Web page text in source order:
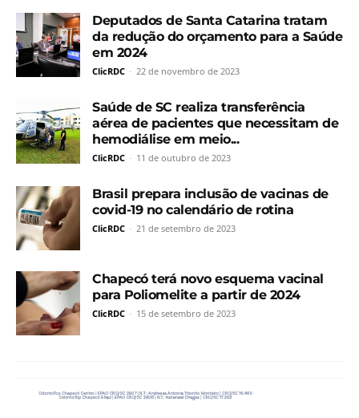
Deputados de Santa Catarina tratam
da redução do orçamento para a Saúde
em 2024
ClicRDC - 22 de novembro de 2023
Saúde de SC realiza transferência
aérea de pacientes que necessitam de
hemodiálise em meio...
ClicRDC - 11 de outubro de 2023
Brasil prepara inclusão de vacinas de
covid-19 no calendário de rotina
ClicRDC - 21 de setembro de 2023
Chapecó terá novo esquema vacinal
para Poliomelite a partir de 2024
ClicRDC - 15 de setembro de 2023